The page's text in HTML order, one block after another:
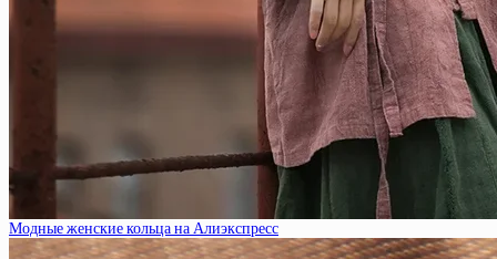
Модные женские кольца на Алиэкспресс